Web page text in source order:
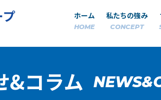
ホーム
HOME
私たちの強み
CONCEPT
&コラム